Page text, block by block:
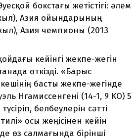
бокстағы жетістігі: әлем
Азия ойындарының
Азия чемпионы (2013
кейінгі жекпе-жегін
өткізді. «Барыс
басты жекпе-жегінде
Нгамиссенгені (14-1, 9 KO) 5
белбеулерін сәтті
осы жеңісінен кейін
өз салмағында бірінші